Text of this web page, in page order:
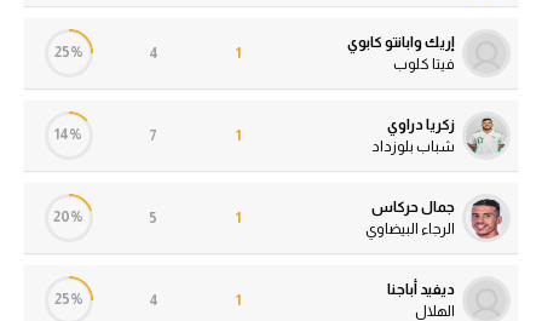
إريك وابانتو كابوي
فيتا كلوب
1
4
25%
زكريا دراوي
شباب بلوزداد
1
7
14%
جمال حركاس
الرجاء البيضاوي
1
5
20%
ديفيد أباجنا
الهلال
1
4
25%